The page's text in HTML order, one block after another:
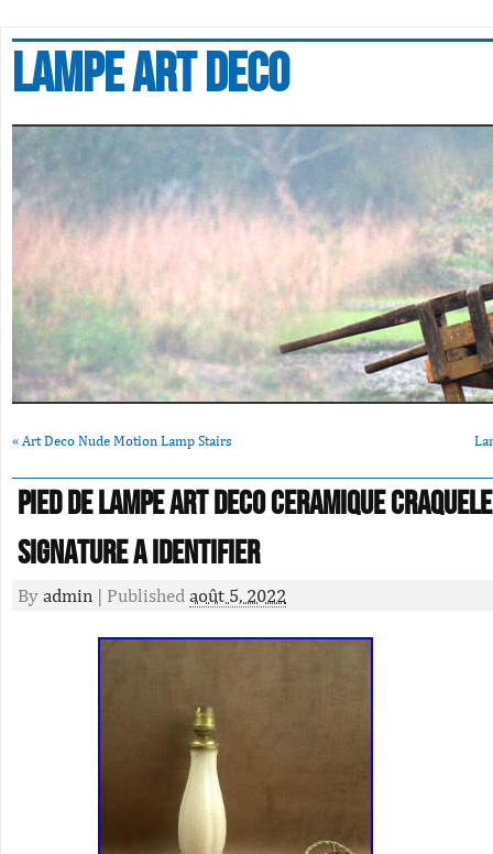
Lampe art deco
« Art Deco Nude Motion Lamp Stairs
Pied De Lampe Art Deco Ceramique
Signature A Identifier
By admin | Published août 5, 2022